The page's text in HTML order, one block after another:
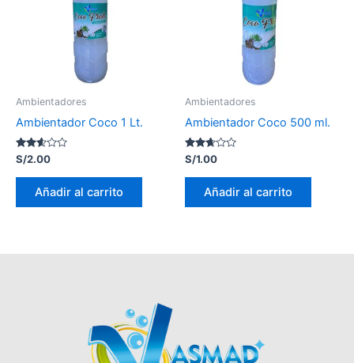
Ambientadores
Ambientador Coco 1 Lt.
Valorado
con
2.50
S/2.00
Añadir al carrito
Ambientadores
Ambientador Coco 500 ml.
Valorado
con
2.59
S/1.00
Añadir al carrito